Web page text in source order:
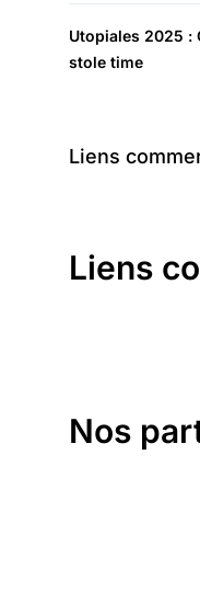
Utopiales 2025 :
stole time
Liens
Liens
Nos